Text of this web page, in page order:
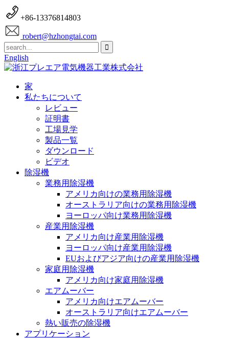
+86-13376814803
robert@hzhongtai.com
English
家
私たちについて
レビュー
証明書
工場見学
製品一覧
ダウンロード
ビデオ
除湿機
業務用除湿機
アメリカ向けの業務用除湿機
オーストラリア向けの業務用除湿機
ヨーロッパ向け業務用除湿機
産業用除湿機
アメリカ向け産業用除湿機
ヨーロッパ向け産業用除湿機
EUおよびアジア向けの産業用除湿機
家庭用除湿機
アメリカ向け家庭用除湿機
エアムーバー
アメリカ向けエアムーバー
オーストラリア向けエアムーバー
熱い販売の除湿機
アプリケーション